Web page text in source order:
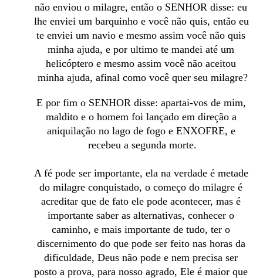
não enviou o milagre, então o SENHOR disse: eu
lhe enviei um barquinho e você não quis, então eu
te enviei um navio e mesmo assim você não quis
minha ajuda, e por ultimo te mandei até um
helicóptero e mesmo assim você não aceitou
minha ajuda, afinal como você quer seu milagre?
E por fim o SENHOR disse: apartai-vos de mim,
maldito e o homem foi lançado em direção a
aniquilação no lago de fogo e ENXOFRE, e
recebeu a segunda morte.
A fé pode ser importante, ela na verdade é metade
do milagre conquistado, o começo do milagre é
acreditar que de fato ele pode acontecer, mas é
importante saber as alternativas, conhecer o
caminho, e mais importante de tudo, ter o
discernimento do que pode ser feito nas horas da
dificuldade, Deus não pode e nem precisa ser
posto a prova, para nosso agrado, Ele é maior que